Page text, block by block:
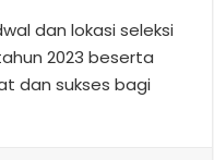
dan lokasi seleksi
2023 beserta
dan sukses bagi